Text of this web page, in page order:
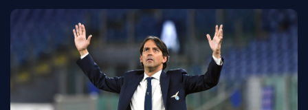
LIGUE 1
FC BARCELONE